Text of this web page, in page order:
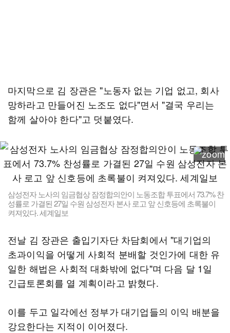
마지막으로 김 장관은 "노동자 없는 기업 없고, 회사
망하라고 만들어진 노조도 없다"면서 "결국 우리는
함께 살아야 한다"고 덧붙였다.
삼성전자 노사의 임금협상 잠정합의안이 노동조합 투표에서 73.7% 찬
성률로 가결된 27일 수원 삼성전자 본사 로고 앞 신호등에 초록불이
켜져있다. 세계일보
전날 김 장관은 출입기자단 차담회에서 "대기업의
초과이익을 어떻게 사회적 분배할 것인가에 대한 유
일한 해법은 사회적 대화밖에 없다"며 다음 달 1일
긴급토론회를 열 계획이라고 밝혔다.
이를 두고 일각에선 정부가 대기업들의 이익 배분을
강요한다는 지적이 이어졌다.